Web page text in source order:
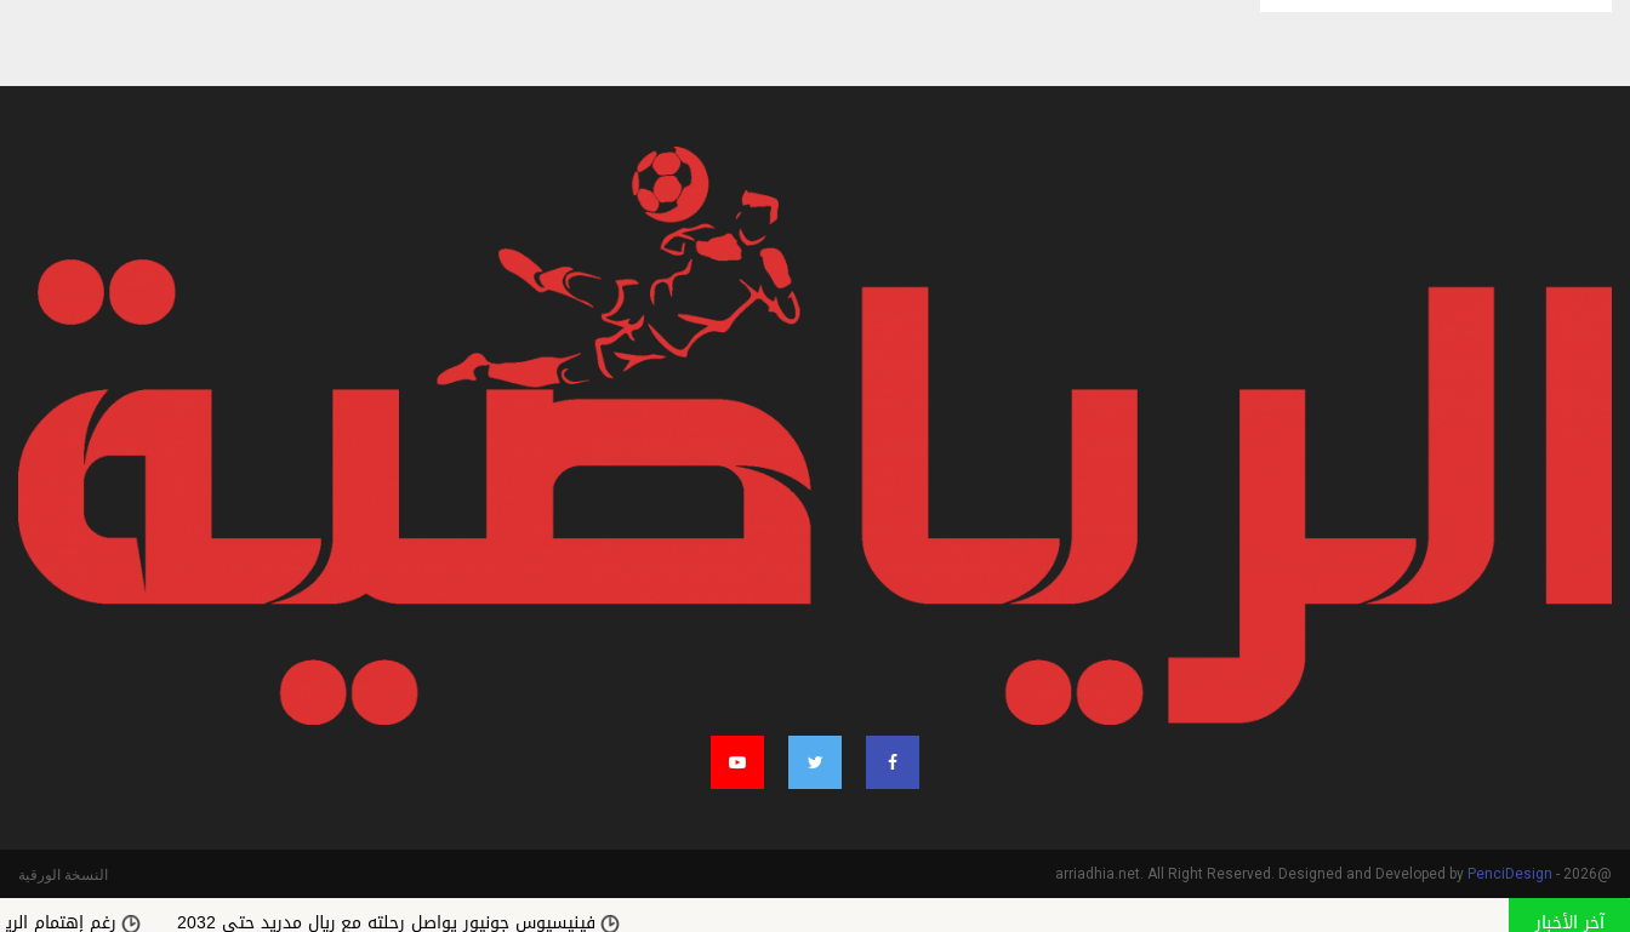
@2026 - arriadhia.net. All Right Reserved. Designed and Developed by
PenciDesign النسخة الورقية
آخر الأخبار فينيسيوس جونيور يواصل رحلته مع ريال مدريد حتى 2032 رغم إهتمام الريال..